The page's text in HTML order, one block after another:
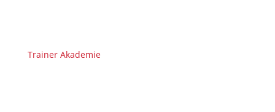
Trainer Akademie